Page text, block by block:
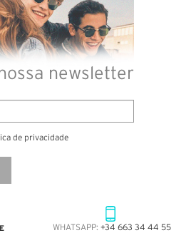
newsletter
de privacidade
WHATSAPP: +34 663 34 44 55